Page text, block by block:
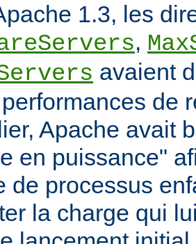
1.3, les
,
avaient
de
Apache avait
en puissance"
de processus
la charge qui